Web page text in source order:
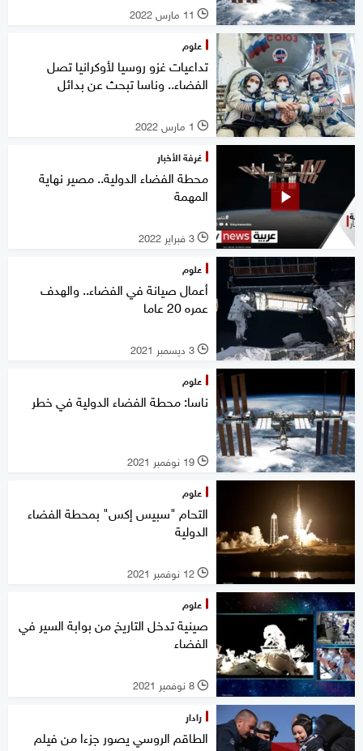
l 11 مارس 2022
علوم
تداعيات غزو روسيا لأوكرانيا تصل
الفضاء.. وناسا تبحث عن بدائل
l 1 مارس 2022
غرفة الأخبار
محطة الفضاء الدولية.. مصير نهاية
المهمة
l 3 فبراير 2022
علوم
أعمال صيانة في الفضاء.. والهدف
عمره 20 عاما
l 3 ديسمبر 2021
علوم
ناسا: محطة الفضاء الدولية في خطر
l 19 نوفمبر 2021
علوم
التحام "سبيس إكس" بمحطة الفضاء
الدولية
l 12 نوفمبر 2021
علوم
صينية تدخل التاريخ من بوابة السير في
الفضاء
l 8 نوفمبر 2021
رادار
الطاقم الروسي يصور جزءا من فيلم